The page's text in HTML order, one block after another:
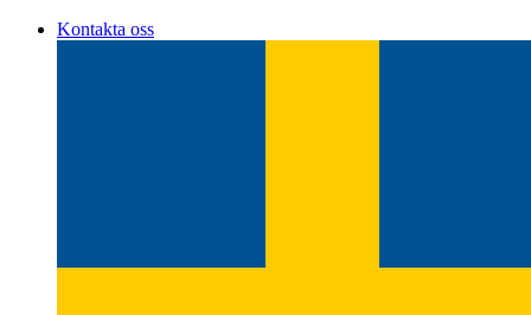
Kontakta oss